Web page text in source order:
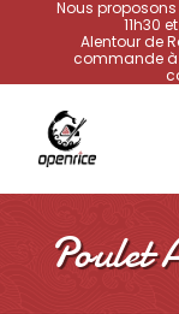
Nous
11h30
Alentour de
commande à
Poulet